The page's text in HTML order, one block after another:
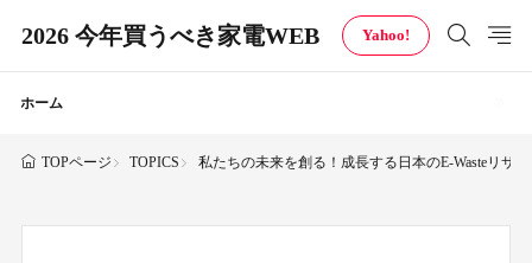
2026 今年買うべき家電WEB Yahoo!
ホーム
TOPページ TOPICS 私たちの未来を創る！成長する日本のE-Wasteリサ